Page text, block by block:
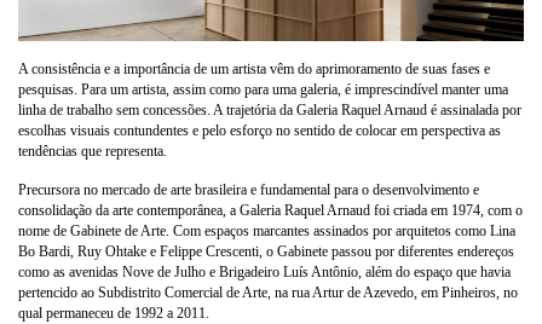
A consistência e a importância de um artista vêm do aprimoramento de suas fases e
pesquisas. Para um artista, assim como para uma galeria, é imprescindível manter uma
linha de trabalho sem concessões. A trajetória da Galeria Raquel Arnaud é assinalada por
escolhas visuais contundentes e pelo esforço no sentido de colocar em perspectiva as
tendências que representa.
Precursora no mercado de arte brasileira e fundamental para o desenvolvimento e
consolidação da arte contemporânea, a Galeria Raquel Arnaud foi criada em 1974, com o
nome de Gabinete de Arte. Com espaços marcantes assinados por arquitetos como Lina
Bo Bardi, Ruy Ohtake e Felippe Crescenti, o Gabinete passou por diferentes endereços
como as avenidas Nove de Julho e Brigadeiro Luís Antônio, além do espaço que havia
pertencido ao Subdistrito Comercial de Arte, na rua Artur de Azevedo, em Pinheiros, no
qual permaneceu de 1992 a 2011.